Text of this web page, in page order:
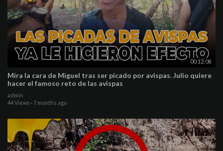
00:12:08
Mira la cara de Miguel tras ser picado por avispas. Julio quiere
hacer el famoso reto de las avispas
admin
44 Views ·7 months ago